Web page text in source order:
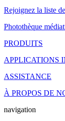
Rejoignez la liste
Photothèque
PRODUITS
APPLICATIONS
ASSISTANCE
À PROPOS DE
navigation